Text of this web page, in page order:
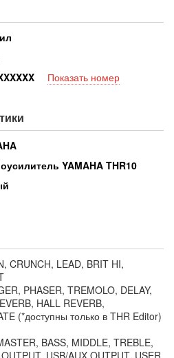
Показать номер
YAMAHA THR10
CRUNCH, LEAD, BRIT HI,
PHASER, TREMOLO, DELAY,
HALL REVERB,
(*доступны только в THR Editor)
BASS, MIDDLE, TREBLE,
USB/AUX OUTPUT, USER